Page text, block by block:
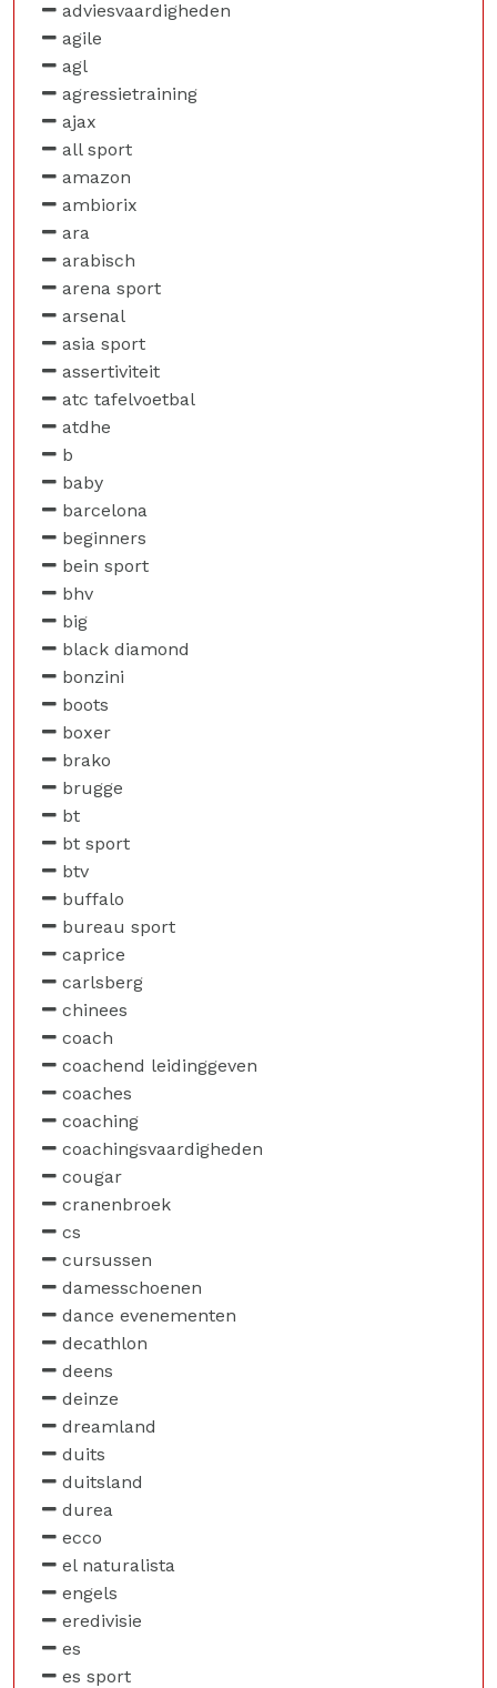
adviesvaardigheden
agile
agl
agressietraining
ajax
all sport
amazon
ambiorix
ara
arabisch
arena sport
arsenal
asia sport
assertiviteit
atc tafelvoetbal
atdhe
b
baby
barcelona
beginners
bein sport
bhv
big
black diamond
bonzini
boots
boxer
brako
brugge
bt
bt sport
btv
buffalo
bureau sport
caprice
carlsberg
chinees
coach
coachend leidinggeven
coaches
coaching
coachingsvaardigheden
cougar
cranenbroek
cs
cursussen
damesschoenen
dance evenementen
decathlon
deens
deinze
dreamland
duits
duitsland
durea
ecco
el naturalista
engels
eredivisie
es
es sport